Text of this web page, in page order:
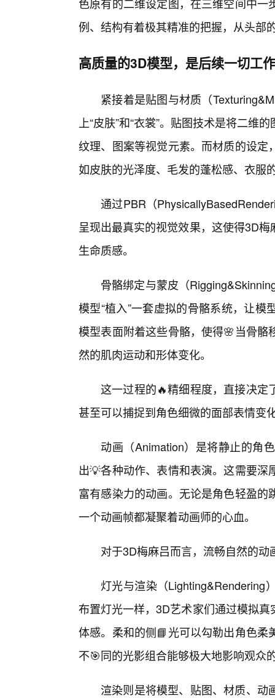
例、结构有着极其精准的把握，从头部
高质量的3D模型，是后续一切工
紧接着是贴图与材质（
上“皮肤”和“衣裳”。贴图技术是将二维
纹理、图案等视觉元素。而材质的设
如皮肤的光泽度、毛发的蓬松感、衣服
通过PBR（
呈现出最真实的视觉效果，这使得3D
生命质感。
骨骼绑定与蒙皮（
模型“植入”一套虚拟的骨骼系统，让
模型表面附着这些骨骼，使得🌸当骨
然的肌肉运动和形体变化。
这一过程的🔥精细程度，直接决定
甚至可以捕捉到角色细微的面部表情变
动画（Animation）是将静止的角
出💡各种动作、表情和表演。这需要
富有感染力的动画。无论是角色轻盈
一个动画帧都凝聚着动画师的心血。
对于3D梅麻吕而言，流畅自然的动
灯光与渲染（Lighting&Rendering
布置灯光一样，3D艺术家们通过模拟
体感。柔和的侧📘光可以勾勒出角色
不🎯同的光影组合能够极大地影响观众
渲染则是将模型、贴图、材质、动